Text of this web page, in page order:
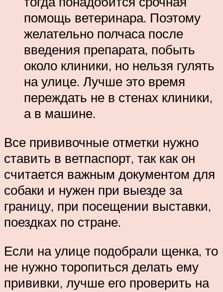
помощь ветеринара. Поэтому
желательно полчаса после
введения препарата, побыть
около клиники, но нельзя гулять
на улице. Лучше это время
переждать не в стенах клиники,
а в машине.
Все прививочные отметки нужно
ставить в ветпаспорт, так как он
считается важным документом для
собаки и нужен при выезде за
границу, при посещении выставки,
поездках по стране.
Если на улице подобрали щенка, то
не нужно торопиться делать ему
прививки, лучше его проверить на